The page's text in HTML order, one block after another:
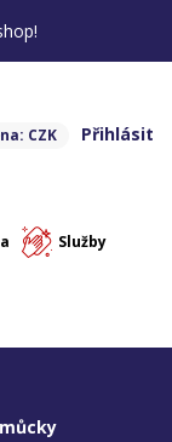
Přihlásit
CZK
Služby